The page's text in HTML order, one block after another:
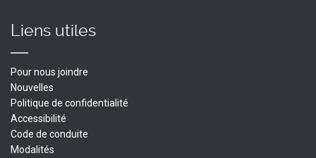
Liens utiles
Pour nous joindre
Nouvelles
Politique de confidentialité
Accessibilité
Code de conduite
Modalités